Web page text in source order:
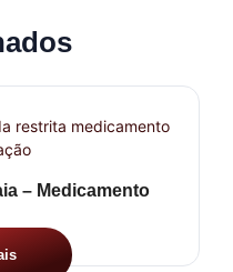
– Medicamento